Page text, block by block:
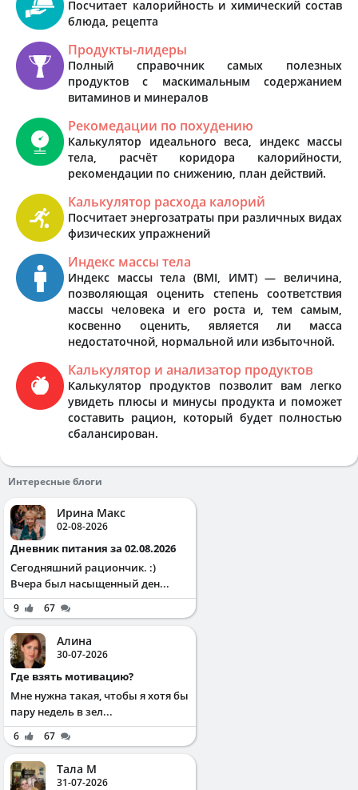
Посчитает калорийность и химический состав
блюда, рецепта
Продукты-лидеры
Полный справочник самых полезных
продуктов с маскимальным содержанием
витаминов и минералов
Рекомедации по похудению
Калькулятор идеального веса, индекс массы
тела, расчёт коридора калорийности,
рекомендации по снижению, план действий.
Калькулятор расхода калорий
Посчитает энергозатраты при различных видах
физических упражнений
Индекс массы тела
Индекс массы тела (BMI, ИМТ) — величина,
позволяющая оценить степень соответствия
массы человека и его роста и, тем самым,
косвенно оценить, является ли масса
недостаточной, нормальной или избыточной.
Калькулятор и анализатор продуктов
Калькулятор продуктов позволит вам легко
увидеть плюсы и минусы продукта и поможет
составить рацион, который будет полностью
сбалансирован.
Интересные блоги
Ирина Макс
02-08-2026
Дневник питания за 02.08.2026
Сегодняшний рациончик. :)
Вчера был насыщенный ден...
9 67
Алина
30-07-2026
Где взять мотивацию?
Мне нужна такая, чтобы я хотя бы
пару недель в зел...
6 67
Тала М
31-07-2026